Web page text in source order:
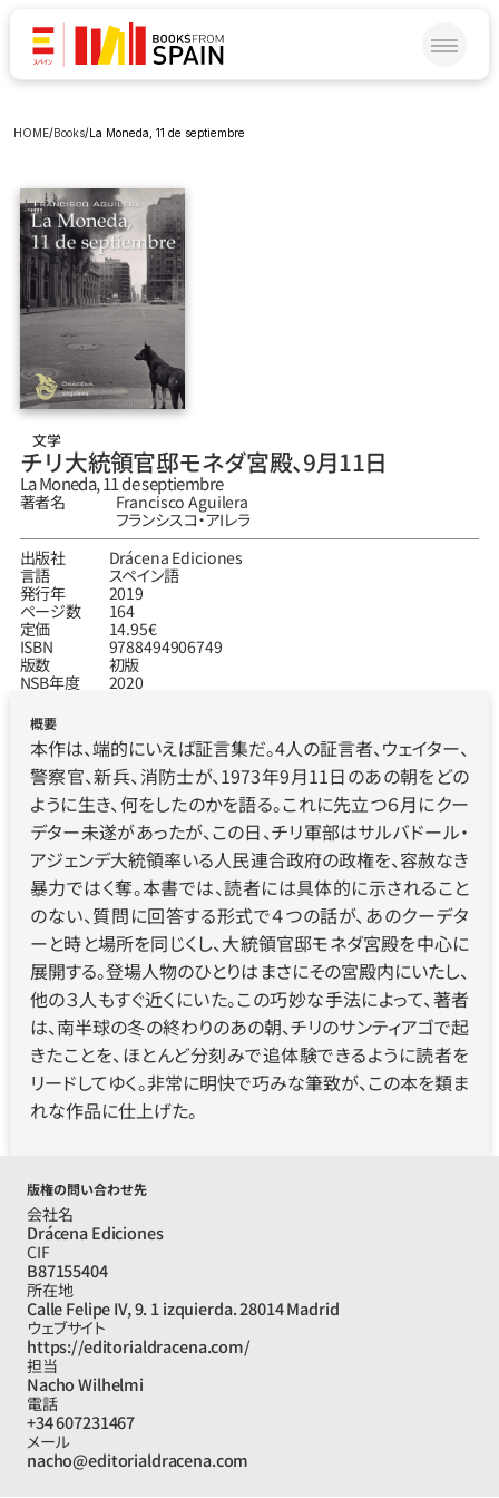
HOME/Books/La Moneda, 11 de septiembre
文学
チリ大統領官邸モネダ宮殿、9月11日
La Moneda, 11 de septiembre
著者名
Francisco Aguilera
フランシスコ‧アIレラ
出版社
Drácena Ediciones
言語
スペイン語
発行年
2019
ページ数
164
定価
14.95€
ISBN
9788494906749
版数
初版
NSB年度
2020
概要
本作は、端的にいえば証言集だ。4人の証言者、ウェイター、
警察官、新兵、消防士が、1973年9月11日のあの朝をどの
ように生き、何をしたのかを語る。これに先立つ６月にクー
デター未遂があったが、この日、チリ軍部はサルバドール・
アジェンデ大統領率いる人民連合政府の政権を、容赦なき
暴力ではく奪。本書では、読者には具体的に示されること
のない、質問に回答する形式で４つの話が、あのクーデタ
ーと時と場所を同じくし、大統領官邸モネダ宮殿を中心に
展開する。登場人物のひとりはまさにその宮殿内にいたし、
他の３人もすぐ近くにいた。この巧妙な手法によって、著者
は、南半球の冬の終わりのあの朝、チリのサンティアゴで起
きたことを、ほとんど分刻みで追体験できるように読者を
リードしてゆく。非常に明快で巧みな筆致が、この本を類ま
れな作品に仕上げた。
版権の問い合わせ先
会社名
Drácena Ediciones
CIF
B87155404
所在地
Calle Felipe IV, 9. 1 izquierda. 28014 Madrid
ウェブサイト
https://editorialdracena.com/
担当
Nacho Wilhelmi
電話
+34 607231467
メール
nacho@editorialdracena.com